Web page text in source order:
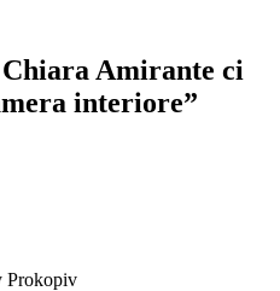
Amirante ci
interiore”
Prokopiv